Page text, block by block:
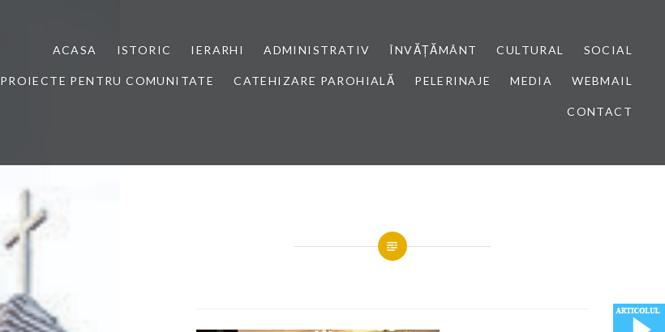
ACASA ISTORIC IERARHI ADMINISTRATIV ÎNVĂȚĂMÂNT CULTURAL SOCIAL
PROIECTE PENTRU COMUNITATE CATEHIZARE PAROHIALĂ PELERINAJE MEDIA WEBMAIL
CONTACT